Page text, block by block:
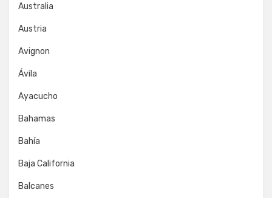
Australia
Austria
Avignon
Ávila
Ayacucho
Bahamas
Bahía
Baja California
Balcanes